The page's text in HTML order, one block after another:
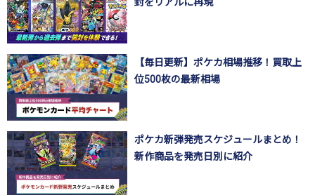
【毎日更新】ポケカ相場推移！買取上
位500枚の最新相場
ポケカ新弾発売スケジュールまとめ！
新作商品を発売日別に紹介